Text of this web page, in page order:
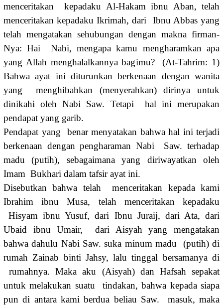
menceritakan kepadaku Al-Hakam ibnu Aban, telah
menceritakan kepadaku Ikrimah, dari Ibnu Abbas yang
telah mengatakan sehubungan dengan makna firman-
Nya: Hai Nabi, mengapa kamu mengharamkan apa
yang Allah menghalalkannya bagimu? (At-Tahrim: 1)
Bahwa ayat ini diturunkan berkenaan dengan wanita
yang menghibahkan (menyerahkan) dirinya untuk
dinikahi oleh Nabi Saw. Tetapi hal ini merupakan
pendapat yang garib.
Pendapat yang benar menyatakan bahwa hal ini terjadi
berkenaan dengan pengharaman Nabi Saw. terhadap
madu (putih), sebagaimana yang diriwayatkan oleh
Imam Bukhari dalam tafsir ayat ini.
Disebutkan bahwa telah menceritakan kepada kami
Ibrahim ibnu Musa, telah menceritakan kepadaku
Hisyam ibnu Yusuf, dari Ibnu Juraij, dari Ata, dari
Ubaid ibnu Umair, dari Aisyah yang mengatakan
bahwa dahulu Nabi Saw. suka minum madu (putih) di
rumah Zainab binti Jahsy, lalu tinggal bersamanya di
rumahnya. Maka aku (Aisyah) dan Hafsah sepakat
untuk melakukan suatu tindakan, bahwa kepada siapa
pun di antara kami berdua beliau Saw. masuk, maka